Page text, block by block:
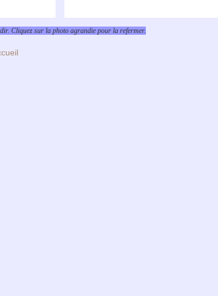
Cliquez sur la photo agrandie pour la refermer.